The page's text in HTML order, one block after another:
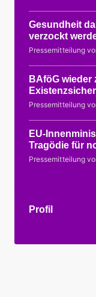
Gesundheit
verzockt
Pressemitteilung
BAföG wieder
Pressemitteilung
EU-
Tragödie für
Pressemitteilung
Profil